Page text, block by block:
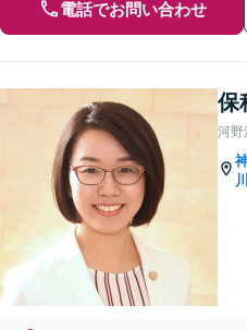
電話でお問い合わせ
保
河野